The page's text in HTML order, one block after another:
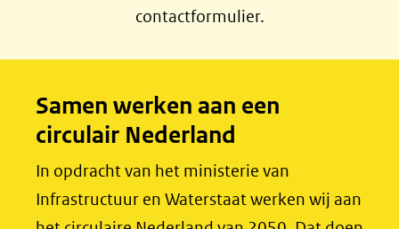
b
o
k
(opent
nieuw
e
I
n
(opent
nieuw
contactformulier.
Samen werken aan een
circulair Nederland
In opdracht van het ministerie van
Infrastructuur en Waterstaat werken wij aan